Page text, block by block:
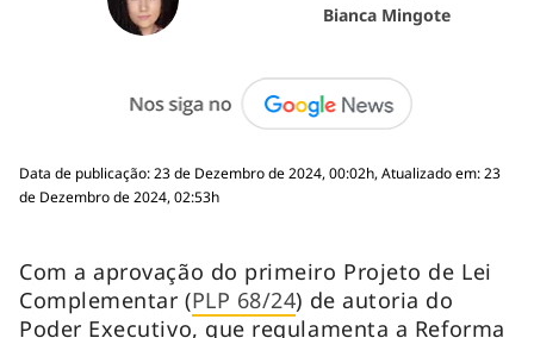
Bianca Mingote
Data de publicação: 23 de Dezembro de 2024, 00:02h, Atualizado em: 23
de Dezembro de 2024, 02:53h
Com a aprovação do primeiro Projeto de Lei
Complementar (PLP 68/24) de autoria do
Poder Executivo, que regulamenta a Reforma